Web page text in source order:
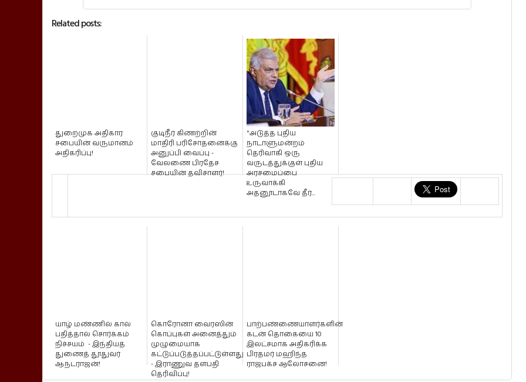
Related posts:
துறைமுக அதிகார
சபையின் வருமானம்
அதிகரிப்பு!
குடிநீர் கிணற்றின்
மாதிரி பரிசோதனைக்கு
அனுப்பி வைப்பு -
வேலணை பிரதேச
சபையின் தவிசாளர்!
"அடுத்த புதிய
நாடாளுமன்றம்
தெரிவாகி ஒரு
வருடத்துக்குள் புதிய
அரசமைப்பை
உருவாக்கி
அதனூடாகவே தீர்...
யாழ் மண்ணில் கால்
பதித்தால் சொர்க்கம்
நிச்சயம் - இந்தியத்
துணைத் தூதுவர்
ஆ.நடராஜன்!
கொரோனா வைரஸின்
கொப்புகள் அனைத்தும்
முழுமையாக
கட்டுப்படுத்தப்பட்டுள்ளது
- இராணுவ தளபதி
தெரிவிப்பு!
பாற்பண்ணையாளர்களின்
கடன் தொகையை 10
இலட்சமாக அதிகரிக்க
பிரதமர் மஹிந்த
ராஜபக்ச ஆலோசனை!